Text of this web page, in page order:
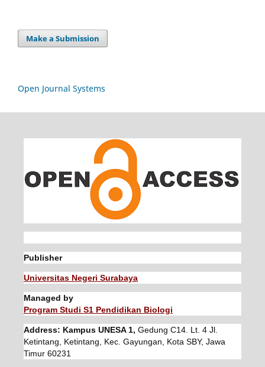
Make a Submission
Open Journal Systems
Publisher
Universitas Negeri Surabaya
Managed by
Program Studi S1 Pendidikan Biologi
Address: Kampus UNESA 1, Gedung C14. Lt. 4 Jl.
Ketintang, Ketintang, Kec. Gayungan, Kota SBY, Jawa
Timur 60231